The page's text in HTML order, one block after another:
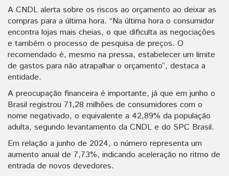
A CNDL alerta sobre os riscos ao orçamento ao deixar as
compras para a última hora. “Na última hora o consumidor
encontra lojas mais cheias, o que dificulta as negociações
e também o processo de pesquisa de preços. O
recomendado é, mesmo na pressa, estabelecer um limite
de gastos para não atrapalhar o orçamento”, destaca a
entidade.
A preocupação financeira é importante, já que em junho o
Brasil registrou 71,28 milhões de consumidores com o
nome negativado, o equivalente a 42,89% da população
adulta, segundo levantamento da CNDL e do SPC Brasil.
Em relação a junho de 2024, o número representa um
aumento anual de 7,73%, indicando aceleração no ritmo de
entrada de novos devedores.